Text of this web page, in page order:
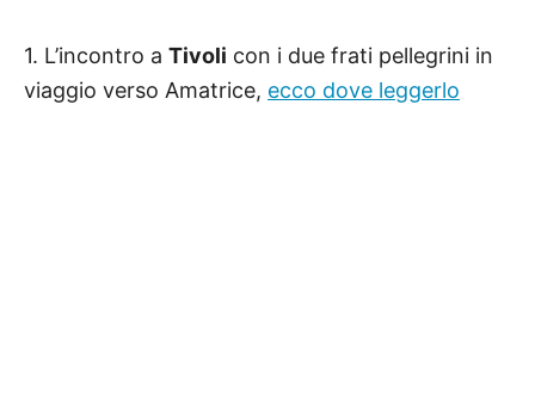
1. L’incontro a Tivoli con i due frati pellegrini in
viaggio verso Amatrice, ecco dove leggerlo